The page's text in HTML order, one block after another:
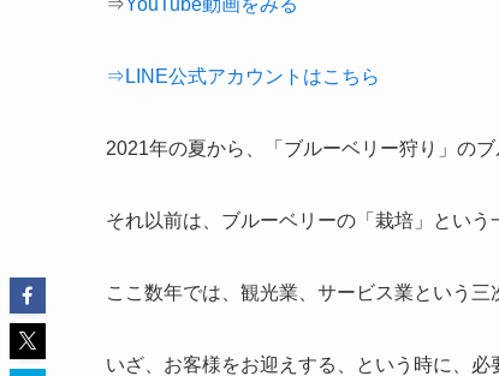
⇒YouTube動画をみる
⇒LINE公式アカウントはこちら
2021年の夏から、「ブルーベリー狩り」の
それ以前は、ブルーベリーの「栽培」という
ここ数年では、観光業、サービス業という三
いざ、お客様をお迎えする、という時に、必